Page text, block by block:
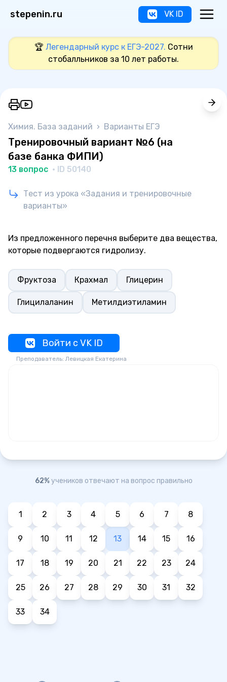
stepenin.ru VK ID
🏆 Легендарный курс к ЕГЭ-2027. Сотни
стобалльников за 10 лет работы.
Химия. База заданий › Варианты ЕГЭ
Тренировочный вариант №6 (на
базе банка ФИПИ)
13 вопрос · ID 50140
Тест из урока «Задания и тренировочные
варианты»
Из предложенного перечня выберите два вещества,
которые подвергаются гидролизу.
Фруктоза Крахмал Глицерин
Глицилаланин Метилдиэтиламин
Войти с VK ID
Преподаватель: Левицкая Екатерина
62%учеников отвечают на вопрос правильно
1 2 3 4 5 6 7 8
9 10 11 12 13 14 15 16
17 18 19 20 21 22 23 24
25 26 27 28 29 30 31 32
33 34